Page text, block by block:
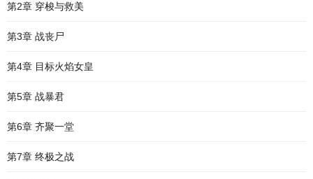
第2章 穿梭与救美
第3章 战丧尸
第4章 目标火焰女皇
第5章 战暴君
第6章 齐聚一堂
第7章 终极之战